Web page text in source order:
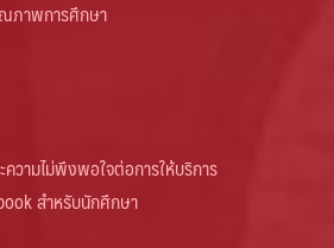
ณภาพการศึกษา
วามไม่พึงพอใจต่อการให้บริการ
สำหรับนักศึกษา